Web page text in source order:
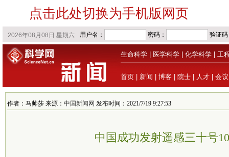
点击此处切换为手机版网页
生命科学 医学科学 化学科学 工
首页 新闻 博客 院士 人才 会议
作者：马帅莎 来源： 中国新闻网 发布时间：2021/7/19 9:27:53
中国成功发射遥感三十号